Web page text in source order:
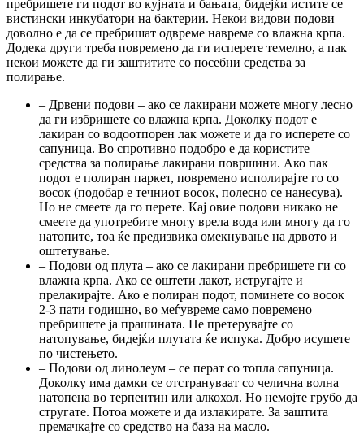
пребришете ги подот во кујната и бањата, бидејќи истите се
вистински инкубатори на бактерии. Некои видови подови
доволно е да се пребришат одвреме навреме со влажна крпа.
Додека други треба повремено да ги исперете темелно, а пак
некои можете да ги заштитите со посебни средства за
полирање.
– Дрвени подови – ако се лакирани можете многу лесно
да ги избришете со влажна крпа. Доколку подот е
лакиран со водоотпорен лак можете и да го исперете со
сапуница. Во спротивно подобро е да користите
средства за полирање лакирани површини. Ако пак
подот е полиран паркет, повремено исполирајте го со
восок (подобар е течниот восок, полесно се нанесува).
Но не смеете да го перете. Кај овие подови никако не
смеете да употребите многу врела вода или многу да го
натопите, тоа ќе предизвика омекнување на дрвото и
оштетување.
– Подови од плута – ако се лакирани пребришете ги со
влажна крпа. Ако се оштети лакот, истругајте и
прелакирајте. Ако е полиран подот, поминете со восок
2-3 пати годишно, во меѓувреме само повремено
пребришете ја прашината. Не претерувајте со
натопување, бидејќи плутата ќе испука. Добро исушете
по чистењето.
– Подови од линолеум – се перат со топла сапуница.
Доколку има дамки се отстрануваат со челична волна
натопена во терпентин или алкохол. Но немојте грубо да
стругате. Потоа можете и да излакирате. За заштита
премачкајте со средство на база на масло.